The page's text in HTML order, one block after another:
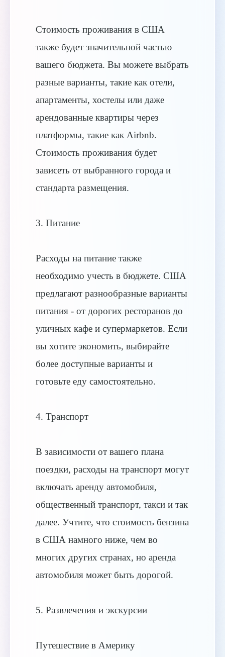
Стоимость проживания в США
также будет значительной частью
вашего бюджета. Вы можете выбрать
разные варианты, такие как отели,
апартаменты, хостелы или даже
арендованные квартиры через
платформы, такие как Airbnb.
Стоимость проживания будет
зависеть от выбранного города и
стандарта размещения.
3. Питание
Расходы на питание также
необходимо учесть в бюджете. США
предлагают разнообразные варианты
питания - от дорогих ресторанов до
уличных кафе и супермаркетов. Если
вы хотите экономить, выбирайте
более доступные варианты и
готовьте еду самостоятельно.
4. Транспорт
В зависимости от вашего плана
поездки, расходы на транспорт могут
включать аренду автомобиля,
общественный транспорт, такси и так
далее. Учтите, что стоимость бензина
в США намного ниже, чем во
многих других странах, но аренда
автомобиля может быть дорогой.
5. Развлечения и экскурсии
Путешествие в Америку